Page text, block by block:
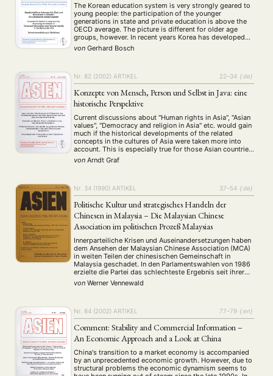
The Korean education system is very strongly geared to
young people: the participation of the younger
generations in state and private education is above the
OECD average. The picture is different for older age
groups, however. In recent years Korea has developed
important elements of a system of lifelong learning like
the extension of the …
von Gerhard Bosch
Nr. 82 (2002) ARTIKEL 22–34 {:de}
Konzepte von Mensch, Person und Selbst in Java: eine
historische Perspektive
Current discussions about "Human rights in Asia", "Asian
values", "Democracy and religion in Asia" etc. would gain
much if the historical developments of the related
concepts in the cultures of Asia were taken more into
account. This is especially true for those Asian countries
where constant cultural change does not allow to depart
from a …
von Arndt Graf
Nr. 34 (1990) ARTIKEL 37–54 {:de}
Politische Kultur und strategisches Handeln der
Chinesen in Malaysia – Die Malaysian Chinese
Association im politischen Prozeß Malaysias
Innerparteiliche Krisen und Auseinandersetzungen haben
dem Ansehen der Malaysian Chinese Association (MCA)
in weiten Teilen der chinesischen Gemeinschaft in
Malaysia geschadet. In den Parlamentswahlen von 1986
erzielte die Partei das schlechteste Ergebnis seit ihrer
Gründung. Der Beitrag untersucht die MCA im politischen
Prozeß Malaysias, ihre informellen Informations- und
von Werner Vennewald
Nr. 84 (2002) ARTIKEL 77–79 {:en}
Comment: Stability and Commercial Information –
An Economic Approach and a Look at China
China's transition to a market economy is accompanied
by an unprecedented economic growth. However, due to
structural problems the economic dynamism seems to